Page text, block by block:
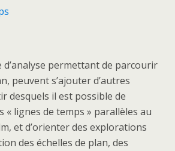
d’analyse permettant de parcourir
peuvent s’ajouter d’autres
desquels il est possible de
« lignes de temps » parallèles au
et d’orienter des explorations
des échelles de plan, des